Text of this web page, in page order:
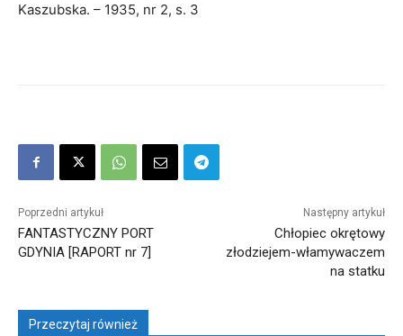
Kaszubska. – 1935, nr 2, s. 3
Poprzedni artykuł
FANTASTYCZNY PORT
GDYNIA [RAPORT nr 7]
Następny artykuł
Chłopiec okrętowy
złodziejem-włamywaczem
na statku
Przeczytaj również